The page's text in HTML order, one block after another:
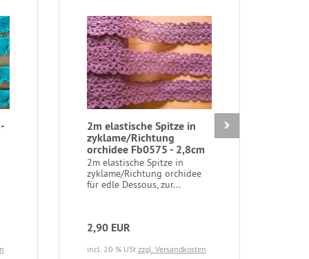
2m elastische Spitze in
zyklame/Richtung
orchidee Fb0575 - 2,8cm
2m elastische Spitze in
zyklame/Richtung orchidee
für edle Dessous, zur...
2,90 EUR
incl. 20 % USt zzgl. Versandkosten